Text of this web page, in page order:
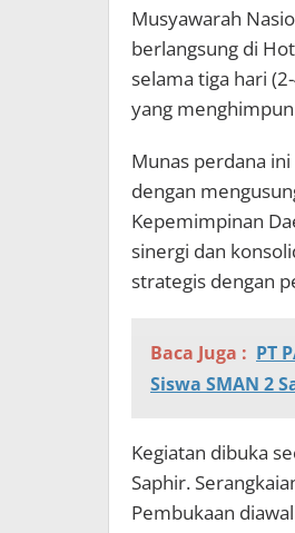
Musyawarah
berlangsung di
selama tiga hari
yang
Munas perdana
dengan
Kepemimpinan
sinergi dan
strategis dengan
Baca Juga : PT
Siswa SMAN 2
Kegiatan dibuka
Saphir.
Pembukaan